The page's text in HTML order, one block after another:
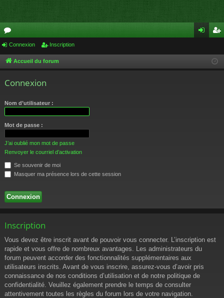
or
u cri
Connexion Inscription
Accueil du forum
Connexion
Nom d’utilisateur :
Mot de passe :
J’ai oublié mon mot de passe
Renvoyer le courriel d’activation
Se souvenir de moi
Masquer ma présence lors de cette session
Inscription
Vous devez être inscrit avant de pouvoir vous connecter. L’inscription est
rapide et vous offre de nombreux avantages. Les administrateurs du
forum peuvent accorder des fonctionnalités supplémentaires aux
utilisateurs inscrits. Avant de vous inscrire, assurez-vous d’avoir pris
connaissance de nos conditions d’utilisation et de notre politique de
confidentialité. Veuillez également prendre le temps de consulter
attentivement toutes les règles du forum lors de votre navigation.